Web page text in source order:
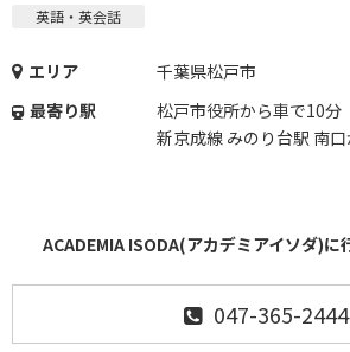
英語・英会話
エリア
千葉県松戸市
最寄り駅
松戸市役所から車で10分
新京成線 みのり台駅 南
ACADEMIA ISODA(アカデミアイソダ)に
047-365-2444